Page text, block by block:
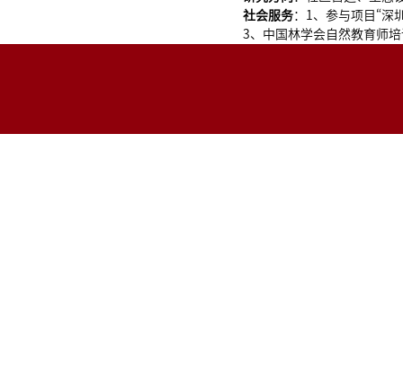
社会服务：1、参与项目“深
3、中国林学会自然教育师